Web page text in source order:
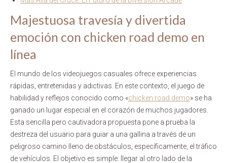
Majestuosa travesía y divertida
emoción con chicken road demo en
línea
El mundo de los videojuegos casuales ofrece experiencias
rápidas, entretenidas y adictivas. En este contexto, el juego de
habilidad y reflejos conocido como «chicken road demo» se ha
ganado un lugar especial en el corazón de muchos jugadores.
Esta sencilla pero cautivadora propuesta pone a prueba la
destreza del usuario para guiar a una gallina a través de un
peligroso camino lleno de obstáculos, específicamente, el tráfico
de vehículos. El objetivo es simple: llegar al otro lado de la